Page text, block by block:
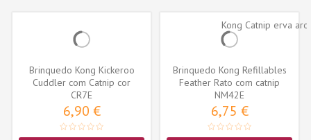
Brinquedo Kong Kickeroo
Cuddler com Catnip cor
sortida...
CR7E
6,90 €
Brinquedo Kong Refillables
Feather Rato com catnip
(NM42E)
NM42E
6,75 €